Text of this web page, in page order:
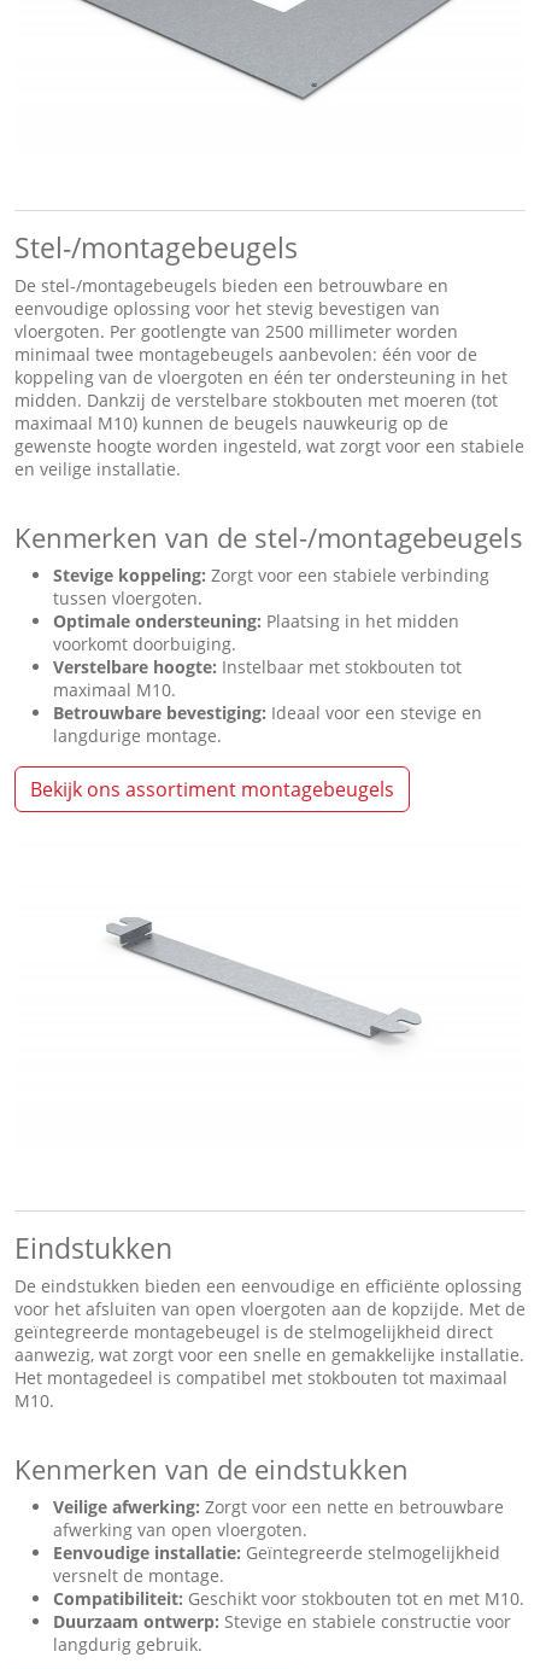
Stel-/montagebeugels
De stel-/montagebeugels bieden een betrouwbare en
eenvoudige oplossing voor het stevig bevestigen van
vloergoten. Per gootlengte van 2500 millimeter worden
minimaal twee montagebeugels aanbevolen: één voor de
koppeling van de vloergoten en één ter ondersteuning in het
midden. Dankzij de verstelbare stokbouten met moeren (tot
maximaal M10) kunnen de beugels nauwkeurig op de
gewenste hoogte worden ingesteld, wat zorgt voor een stabiele
en veilige installatie.
Kenmerken van de stel-/montagebeugels
Stevige koppeling: Zorgt voor een stabiele verbinding
tussen vloergoten.
Optimale ondersteuning: Plaatsing in het midden
voorkomt doorbuiging.
Verstelbare hoogte: Instelbaar met stokbouten tot
maximaal M10.
Betrouwbare bevestiging: Ideaal voor een stevige en
langdurige montage.
Bekijk ons assortiment montagebeugels
Eindstukken
De eindstukken bieden een eenvoudige en efficiënte oplossing
voor het afsluiten van open vloergoten aan de kopzijde. Met de
geïntegreerde montagebeugel is de stelmogelijkheid direct
aanwezig, wat zorgt voor een snelle en gemakkelijke installatie.
Het montagedeel is compatibel met stokbouten tot maximaal
M10.
Kenmerken van de eindstukken
Veilige afwerking: Zorgt voor een nette en betrouwbare
afwerking van open vloergoten.
Eenvoudige installatie: Geïntegreerde stelmogelijkheid
versnelt de montage.
Compatibiliteit: Geschikt voor stokbouten tot en met M10.
Duurzaam ontwerp: Stevige en stabiele constructie voor
langdurig gebruik.